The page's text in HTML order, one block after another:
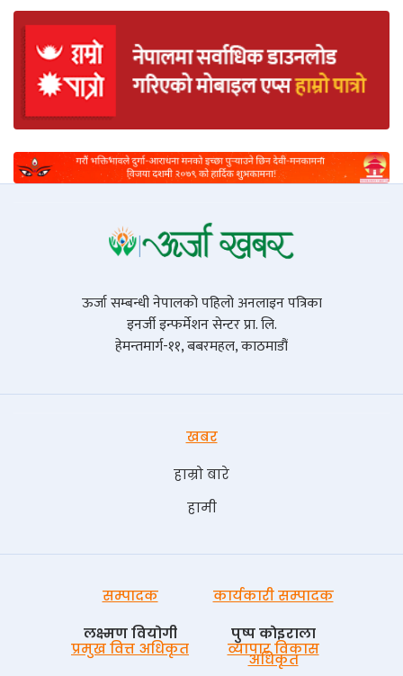
ऊर्जा सम्बन्धी नेपालको पहिलो अनलाइन पत्रिका
इनर्जी इन्फर्मेशन सेन्टर प्रा. लि.
हेमन्तमार्ग-११, बबरमहल, काठमाडौं
खबर
हाम्रो बारे
हामी
सम्पादक
लक्ष्मण वियोगी
कार्यकारी सम्पादक
पुष्प काेइराला
प्रमुख वित्त अधिकृत
व्यापार विकास
अधिकृत